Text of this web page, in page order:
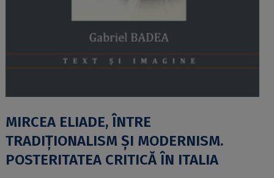
MIRCEA ELIADE, ÎNTRE
TRADIȚIONALISM ȘI MODERNISM.
POSTERITATEA CRITICĂ ÎN ITALIA